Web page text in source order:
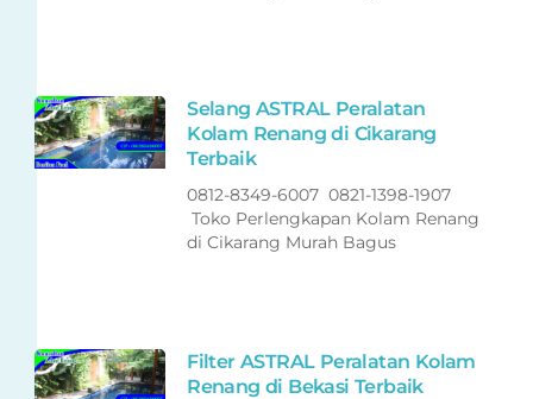
Selang ASTRAL Peralatan
Kolam Renang di Cikarang
Terbaik
0812-8349-6007 0821-1398-1907
Toko Perlengkapan Kolam Renang
di Cikarang Murah Bagus
Filter ASTRAL Peralatan Kolam
Renang di Bekasi Terbaik